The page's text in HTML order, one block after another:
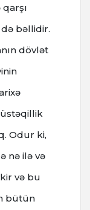
bəllidir.
dövlət
Odur ki,
nə ilə və
və bu
bütün